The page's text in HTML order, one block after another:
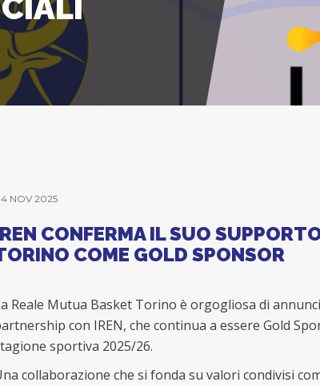
NOV 2025
CONFERMA IL SUO
COME GOLD SPONSOR
Reale Mutua Basket Torino è orgogliosa di
con IREN, che continua a essere Gold
sportiva 2025/26.
collaborazione che si fonda su valori condivisi